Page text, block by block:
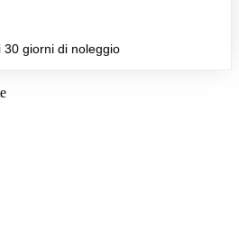
30 giorni di noleggio